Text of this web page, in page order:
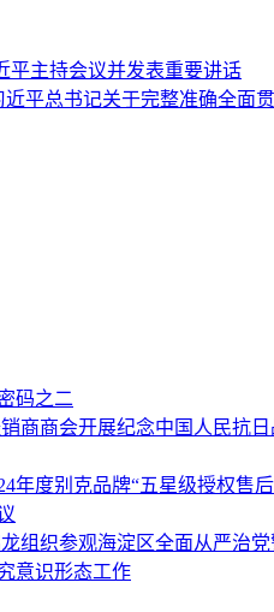
平主持会议并发表重要讲话
平总书记关于完整准确全面
码之二
商会开展纪念中国人民抗
年度别克品牌“五星级授权售
组织参观海淀区全面从严治党
意识形态工作